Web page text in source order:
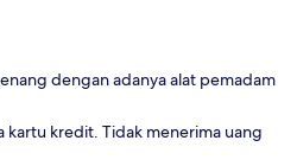
dengan adanya alat pemadam
kartu kredit. Tidak menerima uang